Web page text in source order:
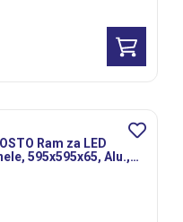
Ram za LED
595x595x65, Alu.,